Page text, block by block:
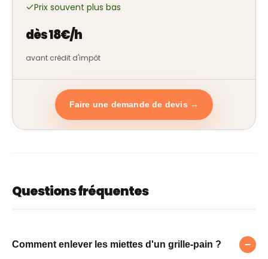
Prix souvent plus bas
dès 18€/h
avant crédit d'impôt
Faire une demande de devis →
Questions fréquentes
Comment enlever les miettes d'un grille-
Comment enlever les miettes d'un grille-pain ? −